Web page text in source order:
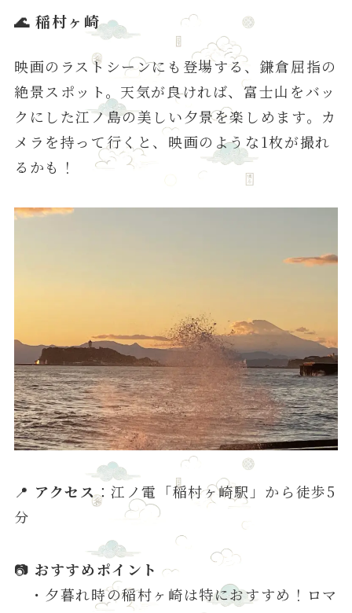
🌊稲村ヶ崎
映画のラストシーンにも登場する、鎌倉屈指の
絶景スポット。天気が良ければ、富士山をバッ
クにした江ノ島の美しい夕景を楽しめます。カ
メラを持って行くと、映画のような1枚が撮れ
るかも！
📍 アクセス：江ノ電「稲村ヶ崎駅」から徒歩5
分
📷 おすすめポイント
・夕暮れ時の稲村ヶ崎は特におすすめ！ロマ